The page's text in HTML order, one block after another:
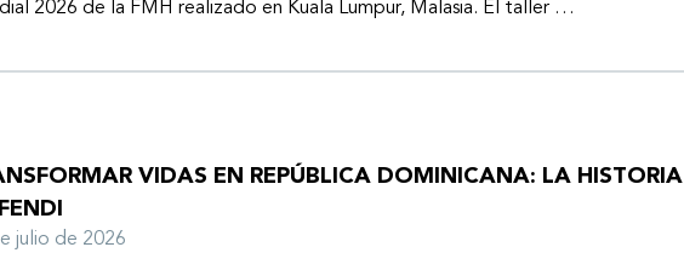
2026 de la FMH realizado en Kuala Lumpur, Malasia. El taller …
VIDAS EN REPÚBLICA DOMINICANA: LA HISTORIA
julio de 2026